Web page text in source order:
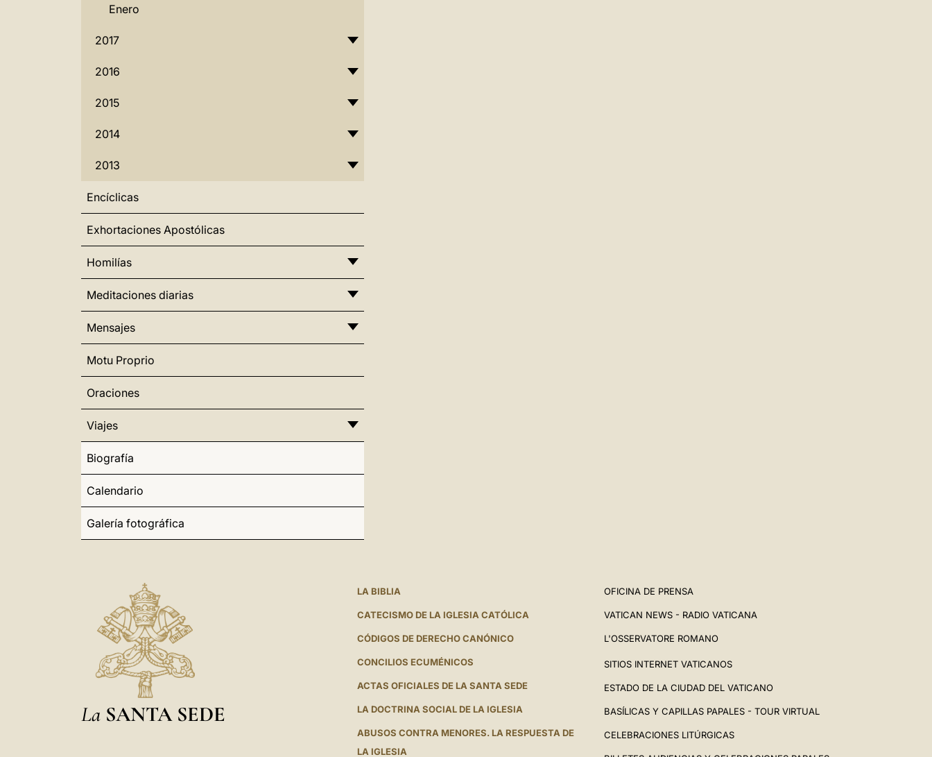
Enero
2017
2016
2015
2014
2013
Encíclicas
Exhortaciones Apostólicas
Homilías
Meditaciones diarias
Mensajes
Motu Proprio
Oraciones
Viajes
Biografía
Calendario
Galería fotográfica
La SANTA SEDE
LA BIBLIA
CATECISMO DE LA IGLESIA CATÓLICA
CÓDIGOS DE DERECHO CANÓNICO
CONCILIOS ECUMÉNICOS
ACTAS OFICIALES DE LA SANTA SEDE
LA DOCTRINA SOCIAL DE LA IGLESIA
ABUSOS CONTRA MENORES. LA RESPUESTA DE
LA IGLESIA
OFICINA DE PRENSA
VATICAN NEWS - RADIO VATICANA
L'OSSERVATORE ROMANO
SITIOS INTERNET VATICANOS
ESTADO DE LA CIUDAD DEL VATICANO
BASÍLICAS Y CAPILLAS PAPALES - TOUR VIRTUAL
CELEBRACIONES LITÚRGICAS